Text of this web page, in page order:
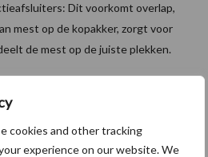
cookies and other tracking
experience on our website. We
Dit voorkomt overlap,
mest op de kopakker, zorgt voor
de mest op de juiste plekken.
in topconditie zijn. Versleten